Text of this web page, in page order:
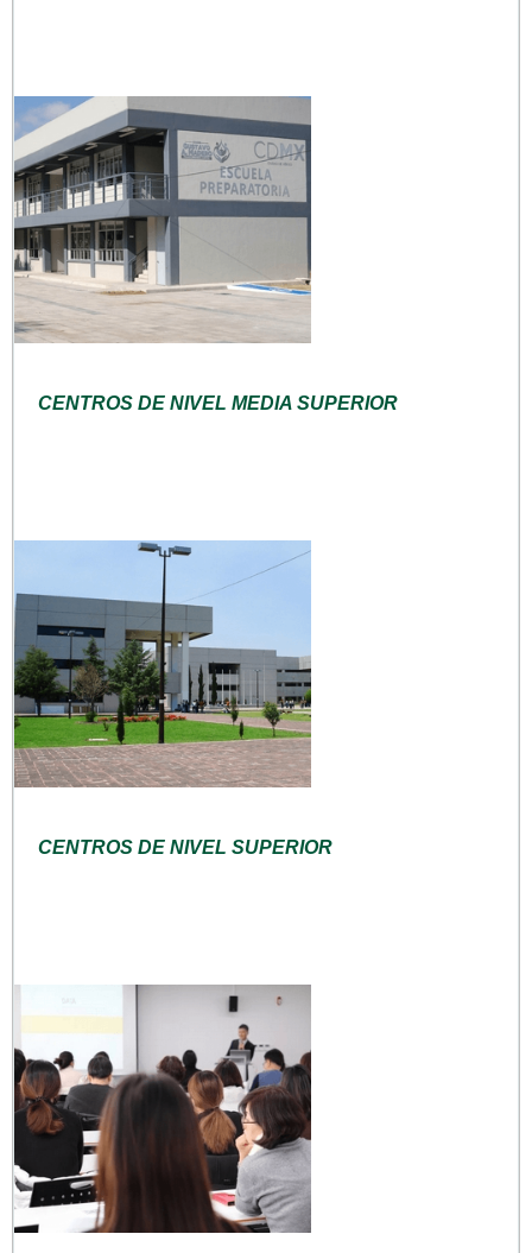
CENTROS DE NIVEL MEDIA SUPERIOR
CENTROS DE NIVEL SUPERIOR